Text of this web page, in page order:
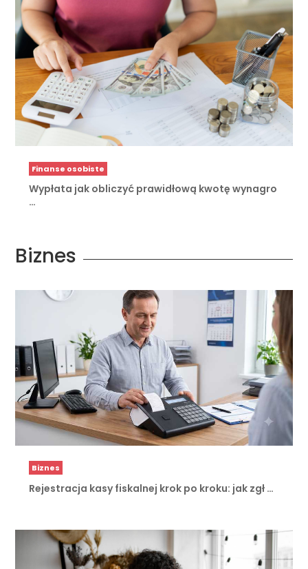
Finanse osobiste
Wypłata jak obliczyć prawidłową kwotę wynagro
…
Biznes
Biznes
Rejestracja kasy fiskalnej krok po kroku: jak zgł …